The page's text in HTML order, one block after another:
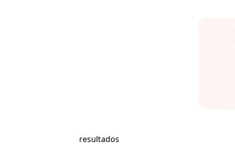
resultados